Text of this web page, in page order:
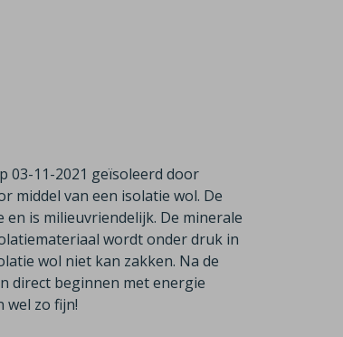
03-11-2021 geïsoleerd door
middel van een isolatie wol. De
is milieuvriendelijk. De minerale
wordt onder druk in
wol niet kan zakken. Na de
direct beginnen met energie
wel zo fijn!